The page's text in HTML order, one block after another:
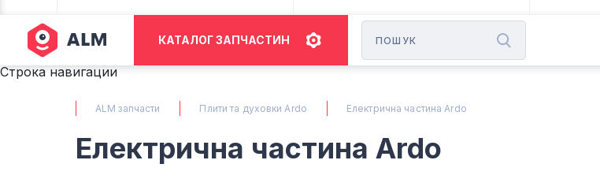
КАТАЛОГ ЗАПЧАСТИН
Строка навигации
ALM запчасти Плити та духовки Ardo Електрична частина Ardo
Електрична частина Ardo